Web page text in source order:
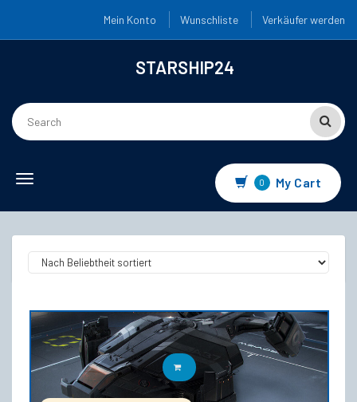
Mein Konto Wunschliste Verkäufer werden
STARSHIP24
Toggle navigation 0 My Cart
IN DEN WARENKORB